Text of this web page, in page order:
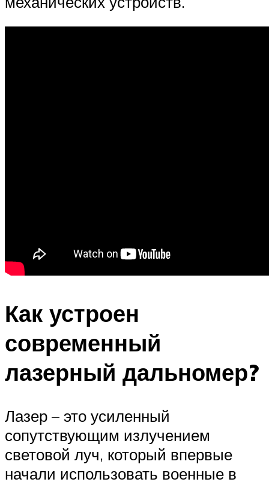
Как устроен
современный
лазерный дальномер?
Лазер – это усиленный
сопутствующим излучением
световой луч, который впервые
начали использовать военные в